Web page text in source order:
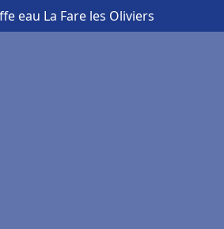
eau La Fare les Oliviers